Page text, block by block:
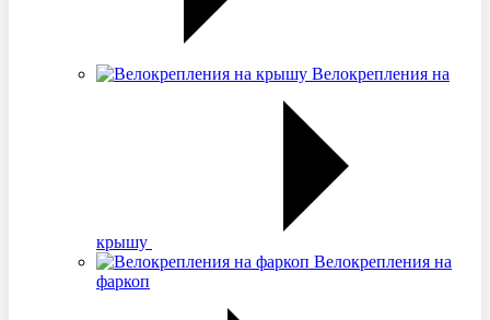
Велокрепления на
крышу
Велокрепления на
фаркоп